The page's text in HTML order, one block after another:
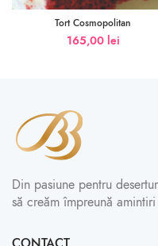
Tort Cosmopolitan
165,00 lei
Din pasiune pentru
să creăm împreună